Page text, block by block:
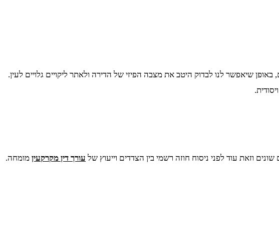
שיאפשר לנו לבדוק היטב את מצבה הפיזי של הדירה ולאתר ליקויים גלויים לעין.
וזאת עוד לפני ניסוח חוזה רשמי בין הצדדים וייעוץ של עורך דין מקרקעין מומחה.